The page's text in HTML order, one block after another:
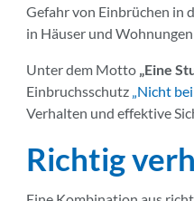
Gefahr von Einbrüchen in
in Häuser und
Unter dem Motto „Eine
Einbruchsschutz „Nicht
Verhalten und effektive
Richtig